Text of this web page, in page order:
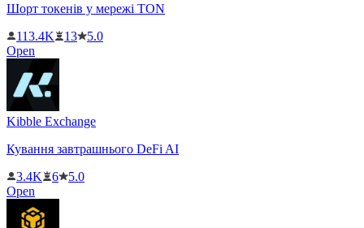
Шорт токенів у мережі TON
113.4K
13
5.0
Open
Kibble Exchange
Кування завтрашнього DeFi AI
3.4K
6
5.0
Open